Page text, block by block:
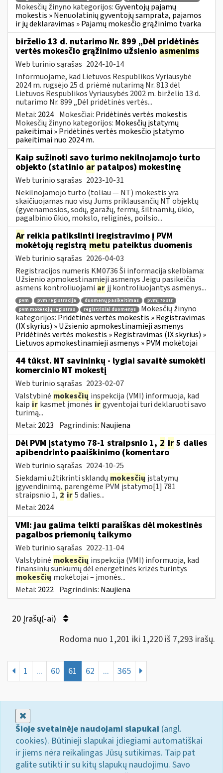
Mokesčių žinyno kategorijos:Gyventojų pajamų
mokestis » Nenuolatinių gyventojų samprata, pajamos
ir jų deklaravimas » Pajamų mokesčio grąžinimo tvarka
birželio 13 d. nutarimo Nr. 899 „Dėl pridėtinės
vertės mokesčio grąžinimo užsienio asmenims
Web turinio sąrašas 2024-10-14
Informuojame, kad Lietuvos Respublikos Vyriausybė
2024 m. rugsėjo 25 d. priėmė nutarimą Nr. 813 dėl
Lietuvos Respublikos Vyriausybės 2002 m. birželio 13 d.
nutarimo Nr. 899 „Dėl pridėtinės vertės...
Metai: 2024 Mokesčiai: Pridėtinės vertės mokestis
Mokesčių žinyno kategorijos: Mokesčių įstatymų
pakeitimai » Pridėtinės vertės mokesčio įstatymo
pakeitimai nuo 2024 m.
Kaip sužinoti savo turimo nekilnojamojo turto
objekto (statinio ar patalpos) mokestinę
Web turinio sąrašas 2023-10-31
Nekilnojamojo turto (toliau ― NT) mokestis yra
skaičiuojamas nuo visų Jums priklausančių NT objektų
(gyvenamosios, sodų, garažų, fermų, šiltnamių, ūkio,
pagalbinio ūkio, mokslo, religinės, poilsio...
Ar reikia patikslinti įregistravimo į PVM
mokėtojų registrą metu pateiktus duomenis
Web turinio sąrašas 2026-04-03
Registracijos numeris KM0736 Ši informacija skelbiama:
Užsienio apmokestinamieji asmenys Jeigu pasikeičia
asmens kontroliuojami ar jį kontroliuojantys asmenys...
pvm pvm registracija duomenų pasikeitimas
pvmį 76 str
pvm mokėtojų registras
registriniai duomenys
Mokesčių žinyno
kategorijos: Pridėtinės vertės mokestis » Registravimas
(IX skyrius) » Užsienio apmokestinamieji asmenys
Pridėtinės vertės mokestis » Registravimas (IX skyrius) »
Lietuvos apmokestinamieji asmenys » PVM mokėtojai
44 tūkst. NT savininkų - lygiai savaitė sumokėti
komercinio NT mokestį
Web turinio sąrašas 2023-02-07
Valstybinė mokesčių inspekcija (VMI) informuoja, kad
kaip ir kasmet įmonės irgyventojai turi deklaruoti savo
turimą...
Metai: 2023 Pagrindinis: Naujiena
Dėl PVM įstatymo 78-1 straipsnio 1, 2 ir 5 dalies
apibendrinto paaiškinimo (komentaro
Web turinio sąrašas 2024-10-25
Siekdami užtikrinti sklandų mokesčių įstatymų
įgyvendinimą, parengėme PVM įstatymo[1] 781
straipsnio 1, 2 ir5 dalies...
Metai: 2024
VMI: jau galima teikti paraiškas dėl mokestinės
pagalbos priemonių taikymo
Web turinio sąrašas 2022-11-04
Valstybinė mokesčių inspekcija (VMI) informuoja, kad
finansinių sunkumų dėl energetinės krizės turintys
mokesčių mokėtojai – įmonės...
Metai: 2022 Pagrindinis: Naujiena
20 Įrašų(-ai)
Rodoma nuo 1,201 iki 1,220 iš 7,293 irašų.
1 ... 60 61 62 ... 365
Šioje svetainėje naudojami slapukai (angl.
cookies). Būtinieji slapukai įdiegiami automatiškai
ir jiems nėra reikalingas Jūsų sutikimas. Taip pat
galite sutikti ir su kitų slapukų naudojimu. Savo